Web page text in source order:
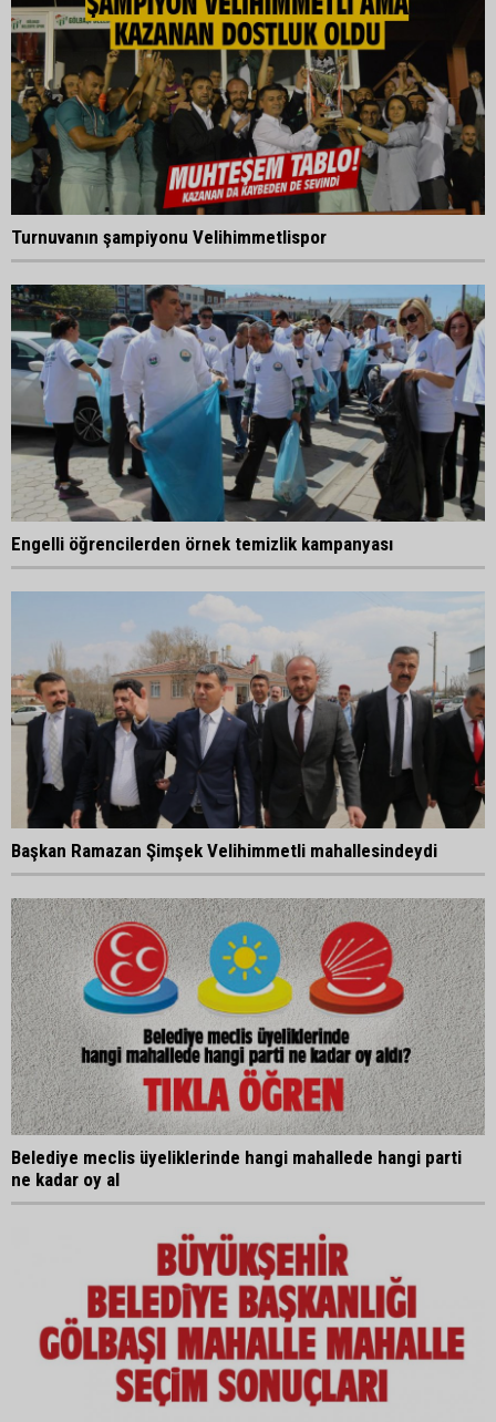
Turnuvanın şampiyonu Velihimmetlispor
Engelli öğrencilerden örnek temizlik kampanyası
Başkan Ramazan Şimşek Velihimmetli mahallesindeydi
Belediye meclis üyeliklerinde hangi mahallede hangi parti
ne kadar oy al